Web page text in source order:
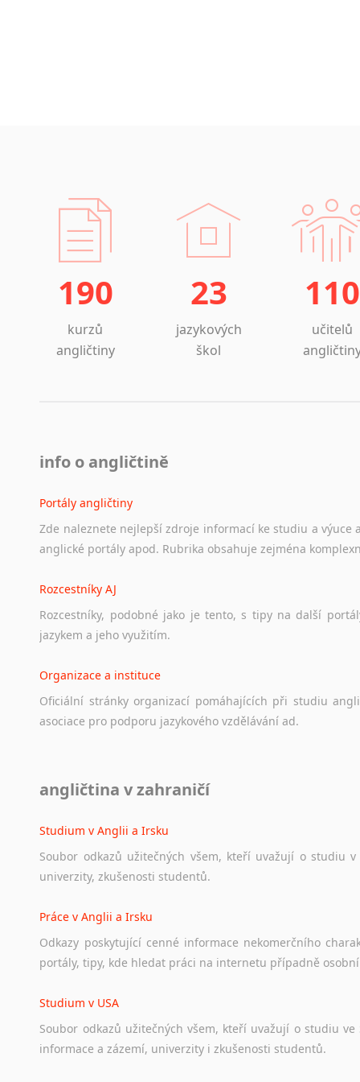
Korejština
Korsičtina
Kumykština
Kurdština
Kyrgyzština
Laoština
Laponština
Latina
Makedonština
Malgaština
Malinština
Maltština
Megrelština
Moldavština
Mongolština
Nilosaharské jazyky
Nizozemština
Norština
Páli
Paštunština
Perština
Portugalština
Romština
Sanskrt
Sinhalština
Sóština
Srbština
190
kurzů
angličtiny
23
jazykových
škol
110
učitelů
info o angličtině
Portály angličtiny
Zde naleznete nejlepší zdroje informací ke studiu a výuce
anglické portály apod. Rubrika obsahuje zejména
Rozcestníky AJ
Rozcestníky, podobné jako je tento, s tipy na další
jazykem a jeho využitím.
Organizace a instituce
Oficiální stránky organizací pomáhajících při studiu
asociace pro podporu jazykového vzdělávání ad.
Ať už se jedná o česká diskusní
angličtina v zahraničí
Studium v Anglii a Irsku
Soubor odkazů užitečných všem, kteří uvažují o studiu v
univerzity, zkušenosti studentů.
Práce v Anglii a Irsku
Odkazy poskytující cenné informace nekomerčního
portály, tipy, kde hledat práci na internetu případně osobní
Studium v USA
Soubor odkazů užitečných všem, kteří uvažují o studiu ve
informace a zázemí, univerzity i zkušenosti studentů.